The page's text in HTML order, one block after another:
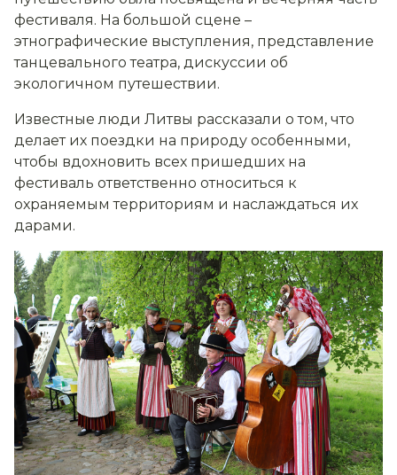
фестиваля. На большой сцене –
этнографические выступления, представление
танцевального театра, дискуссии об
экологичном путешествии.
Известные люди Литвы рассказали о том, что
делает их поездки на природу особенными,
чтобы вдохновить всех пришедших на
фестиваль ответственно относиться к
охраняемым территориям и наслаждаться их
дарами.